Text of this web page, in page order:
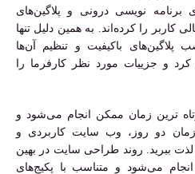
برنامه نویسی درونی و پلاگین‌های
کاربر را کرده‌اند. به همین دلیل تنها
باکیفیت و تنظیم آن‌ها
و جزییات مورد نظر کارفرما را
ترین زمان ممکن انجام می‌شود و
دو روز، وب سایت کاربردی و
ببرید. روند طراحی سایت در بهین
می‌شود و متناسب با پکیج‌های